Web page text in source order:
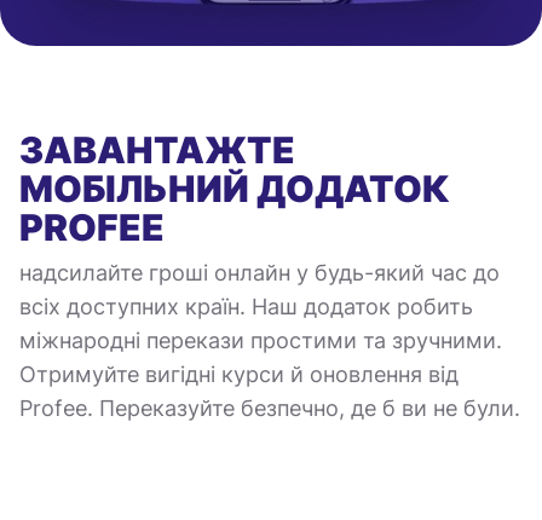
ЗАВАНТАЖТЕ
МОБІЛЬНИЙ ДОДАТОК
PROFEE
надсилайте гроші онлайн у будь-який час до
всіх доступних країн. Наш додаток робить
міжнародні перекази простими та зручними.
Отримуйте вигідні курси й оновлення від
Profee. Переказуйте безпечно, де б ви не були.